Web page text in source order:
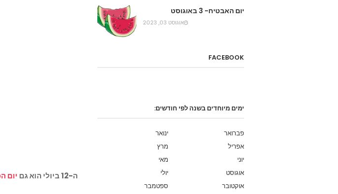
ה-12 ביולי הוא גם יום
יום האבטיח- 3 באוגוסט
אוגוסט 03, 2023
FACEBOOK
ימים מיוחדים בשנה לפי חודשים:
ינואר
פברואר
מרץ
אפריל
מאי
יוני
יולי
אוגוסט
ספטמבר
אוקטובר